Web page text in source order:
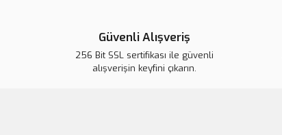
Güvenli Alışveriş
256 Bit SSL sertifikası ile güvenli
alışverişin keyfini çıkarın.